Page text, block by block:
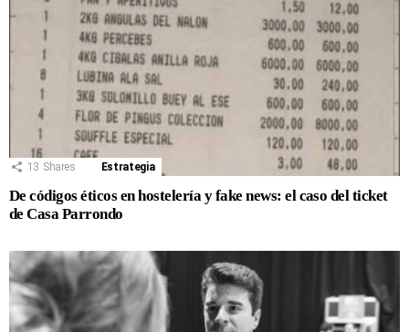
13 Shares Estrategia
De códigos éticos en hostelería y fake news: el caso del ticket
de Casa Parrondo